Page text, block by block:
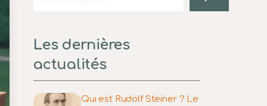
Les dernières
actualités
Qui est Rudolf Steiner ? Le